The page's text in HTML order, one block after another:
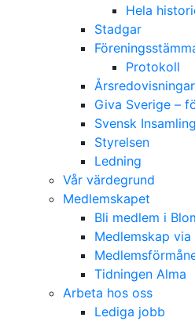
Hela
Stadgar
Protokoll
Årsredovisningar
Giva Sverige –
Svensk
Styrelsen
Ledning
Vår värdegrund
Medlemskapet
Bli medlem i
Medlemskap
Tidningen Alma
Arbeta hos oss
Lediga jobb